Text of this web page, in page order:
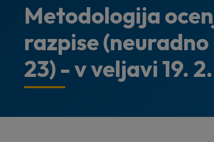
Metodologija
razpise
23) - v veljavi 19.